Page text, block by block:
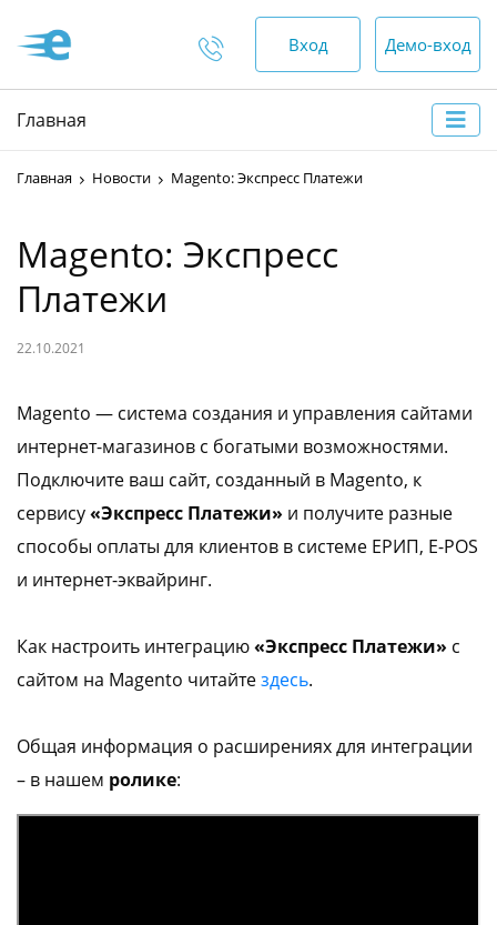
+375 (44) 552-00-88
+375 (29) 552-00-65
круглосуточно
info@express-pay.by
Вход Демо-вход
Главная
Главная Новости Magento: Экспресс Платежи
Magento: Экспресс
Платежи
22.10.2021
Magento — система создания и управления сайтами
интернет-магазинов с богатыми возможностями.
Подключите ваш сайт, созданный в Magento, к
сервису«Экспресс Платежи» и получите разные
способы оплаты для клиентов в системе ЕРИП, E-POS
и интернет-эквайринг.
Как настроить интеграцию«Экспресс Платежи» с
сайтом на Magento читайтездесь.
Общая информация о расширениях для интеграции
– в нашем ролике: